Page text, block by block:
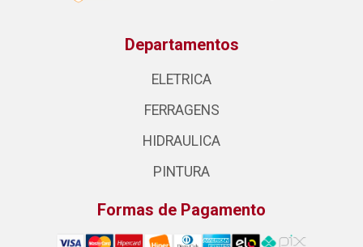
Departamentos
ELETRICA
FERRAGENS
HIDRAULICA
PINTURA
Formas de Pagamento